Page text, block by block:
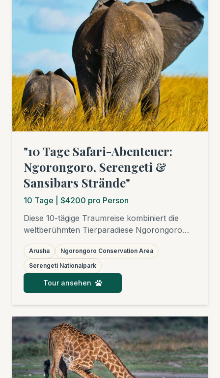
"10 Tage Safari-Abenteuer:
Ngorongoro, Serengeti &
Sansibars Strände"
10 Tage | $4200 pro Person
Diese 10-tägige Traumreise kombiniert die
weltberühmten Tierparadiese Ngorongoro
Krater und Serengeti Nationalpark mit
erholsamen Tagen an den weißen
Sandstränden von Sansibar. Erleben Sie die
"Big Five", die Große Migration (saisonal) und
die faszinierende Kultur Tansanias, bevor Sie
Arusha
Ngorongoro Conservation Area
Serengeti Nationalpark
Tour ansehen